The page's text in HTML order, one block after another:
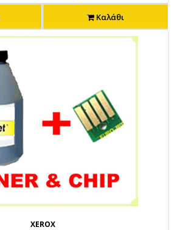
Καλάθι
XEROX